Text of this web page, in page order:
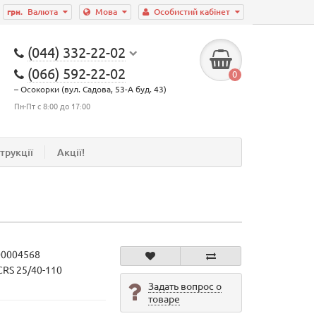
Особистий кабінет
Мова
грн. Валюта
(044) 332-22-02
(066) 592-22-02
– Осокорки (вул. Садова, 53-А буд. 43)
Пн-Пт с 8:00 до 17:00
0
Акції!
25/40-110
Задать вопрос о
товаре